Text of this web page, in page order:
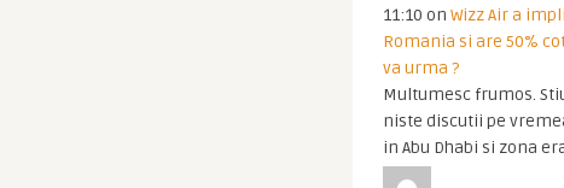
11:10 on Wizz Air a
Romania si are 50%
va urma ?
Multumesc frumos.
niste discutii pe
in Abu Dhabi si zona